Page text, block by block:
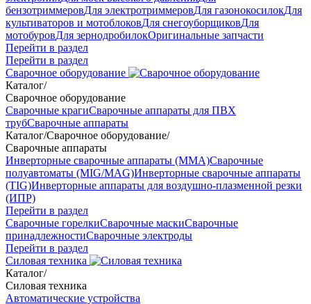
бензотриммеровДля электротриммеровДля газонокосилокДля
культиваторов и мотоблоковДля снегоуборщиковДля
мотобуровДля зернодробилокОригинальные запчасти
Перейти в раздел
Перейти в раздел
Сварочное оборудование
Каталог/
Сварочное оборудование
Сварочные крагиСварочные аппараты для ПВХ
трубСварочные аппараты
Каталог/Сварочное оборудование/
Сварочные аппараты
Инверторные сварочные аппараты (ММА)Сварочные
полуавтоматы (MIG/MAG)Инверторные сварочные аппараты
(TIG)Инверторные аппараты для воздушно-плазменной резки
(ИПР)
Перейти в раздел
Сварочные горелкиСварочные маскиСварочные
принадлежностиСварочные электроды
Перейти в раздел
Силовая техника
Каталог/
Силовая техника
Автоматические устройства